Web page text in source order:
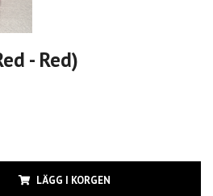
- Red)
LÄGG I KORGEN